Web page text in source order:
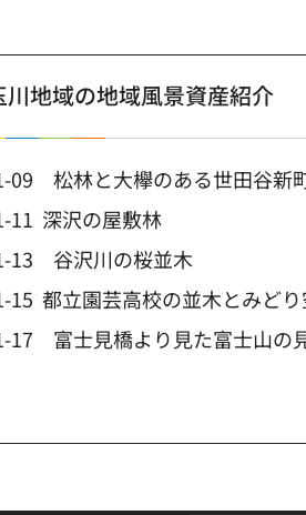
川地域の地域風景資産紹介
09 松林と大欅のある世田谷新
11 深沢の屋敷林
13 谷沢川の桜並木
15 都立園芸高校の並木とみどり
17 富士見橋より見た富士山の